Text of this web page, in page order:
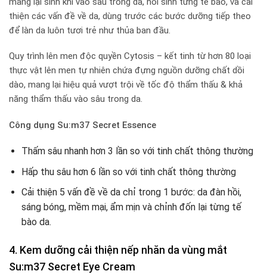
thiện các vấn đề về da, dùng trước các bước dưỡng tiếp theo
để làn da luôn tươi trẻ như thủa ban đầu.
Quy trình lên men độc quyền Cytosis – kết tinh từ hơn 80 loại
thực vật lên men tự nhiên chứa đựng nguồn dưỡng chất dồi
dào, mang lại hiệu quả vượt trội về tốc độ thẩm thấu & khả
năng thẩm thấu vào sâu trong da.
Công dụng Su:m37 Secret Essence
Thấm sâu nhanh hơn 3 lần so với tinh chất thông thường
Hấp thu sâu hơn 6 lần so với tinh chất thông thường
Cải thiện 5 vấn đề về da chỉ trong 1 bước: da đàn hồi,
sáng bóng, mềm mại, ẩm mịn và chỉnh đốn lại từng tế
bào da.
4. Kem dưỡng cải thiện nếp nhăn da vùng mắt
Su:m37 Secret Eye Cream